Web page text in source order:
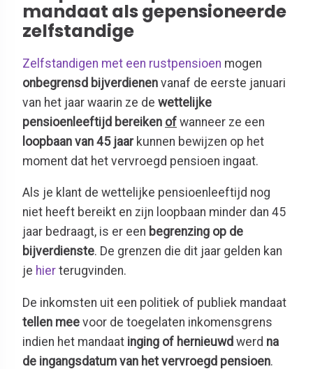
mandaat als gepensioneerde
zelfstandige
Zelfstandigen met een rustpensioen mogen
onbegrensd bijverdienen vanaf de eerste januari
van het jaar waarin ze de wettelijke
pensioenleeftijd bereiken of wanneer ze een
loopbaan van 45 jaarkunnen bewijzen op het
moment dat het vervroegd pensioen ingaat.
Als je klant de wettelijke pensioenleeftijd nog
niet heeft bereikt en zijn loopbaan minder dan 45
jaar bedraagt, is er een begrenzing op de
bijverdienste. De grenzen die dit jaar gelden kan
je hier terugvinden.
De inkomsten uit een politiek of publiek mandaat
tellen mee voor de toegelaten inkomensgrens
indien het mandaat inging of hernieuwd werd na
de ingangsdatum van het vervroegd pensioen.